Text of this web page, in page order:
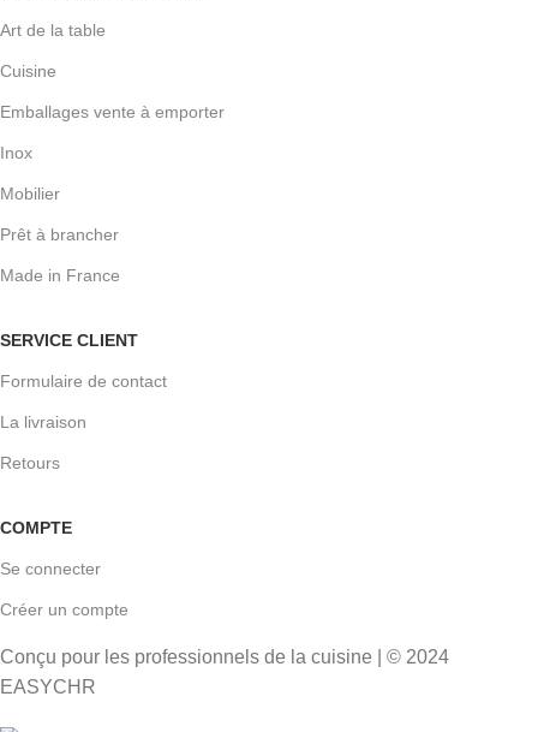
Art de la table
Cuisine
Emballages vente à emporter
Inox
Mobilier
Prêt à brancher
Made in France
SERVICE CLIENT
Formulaire de contact
La livraison
Retours
COMPTE
Se connecter
Créer un compte
Conçu pour les professionnels de la cuisine | © 2024
EASYCHR